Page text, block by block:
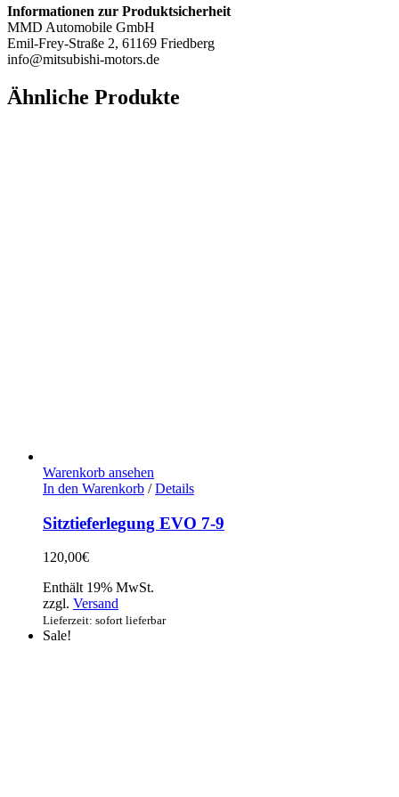
Informationen zur Produktsicherheit
MMD Automobile GmbH
Emil-Frey-Straße 2, 61169 Friedberg
info@mitsubishi-motors.de
Ähnliche Produkte
Warenkorb ansehen
In den Warenkorb / Details
Sitztieferlegung EVO 7-9
120,00€
Enthält 19% MwSt.
zzgl. Versand
Lieferzeit: sofort lieferbar
Sale!